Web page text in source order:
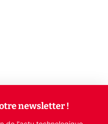
newsletter !